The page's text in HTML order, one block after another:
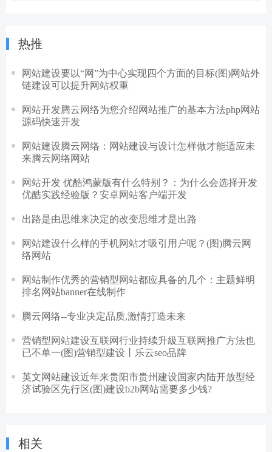
热推
网站建设要以“网”为中心实现四个方面的目标(图)网站外
链建设可以提升网站权重
网站开发腾云网络为您介绍网站推广的基本方法php网站
源码快速开发
网站建设腾云网络：网站建设与设计怎样做才能适应未
来腾云网络网站
网站开发 优酷鸿蒙版有什么特别？：为什么会选择开发
优酷实践经验版？安卓网站客户端开发
出路是由思维来决定的改变思维才是出路
网站建设什么样的手机网站才吸引用户呢？(图)腾云网
络网站
网站制作优秀的营销型网站都应具备的几个：主题鲜明
排名网站banner在线制作
腾云网络--专业决定品质,激情打造未来
营销型网站建设互联网行业持续升級互联网推广方法也
已不单一(图)营销型建设丨乐云seo品牌
英文网站建设近年来贵阳市贵州建设国家内陆开放型经
济试验区先行区(图)建设b2b网站需要多少钱?
相关